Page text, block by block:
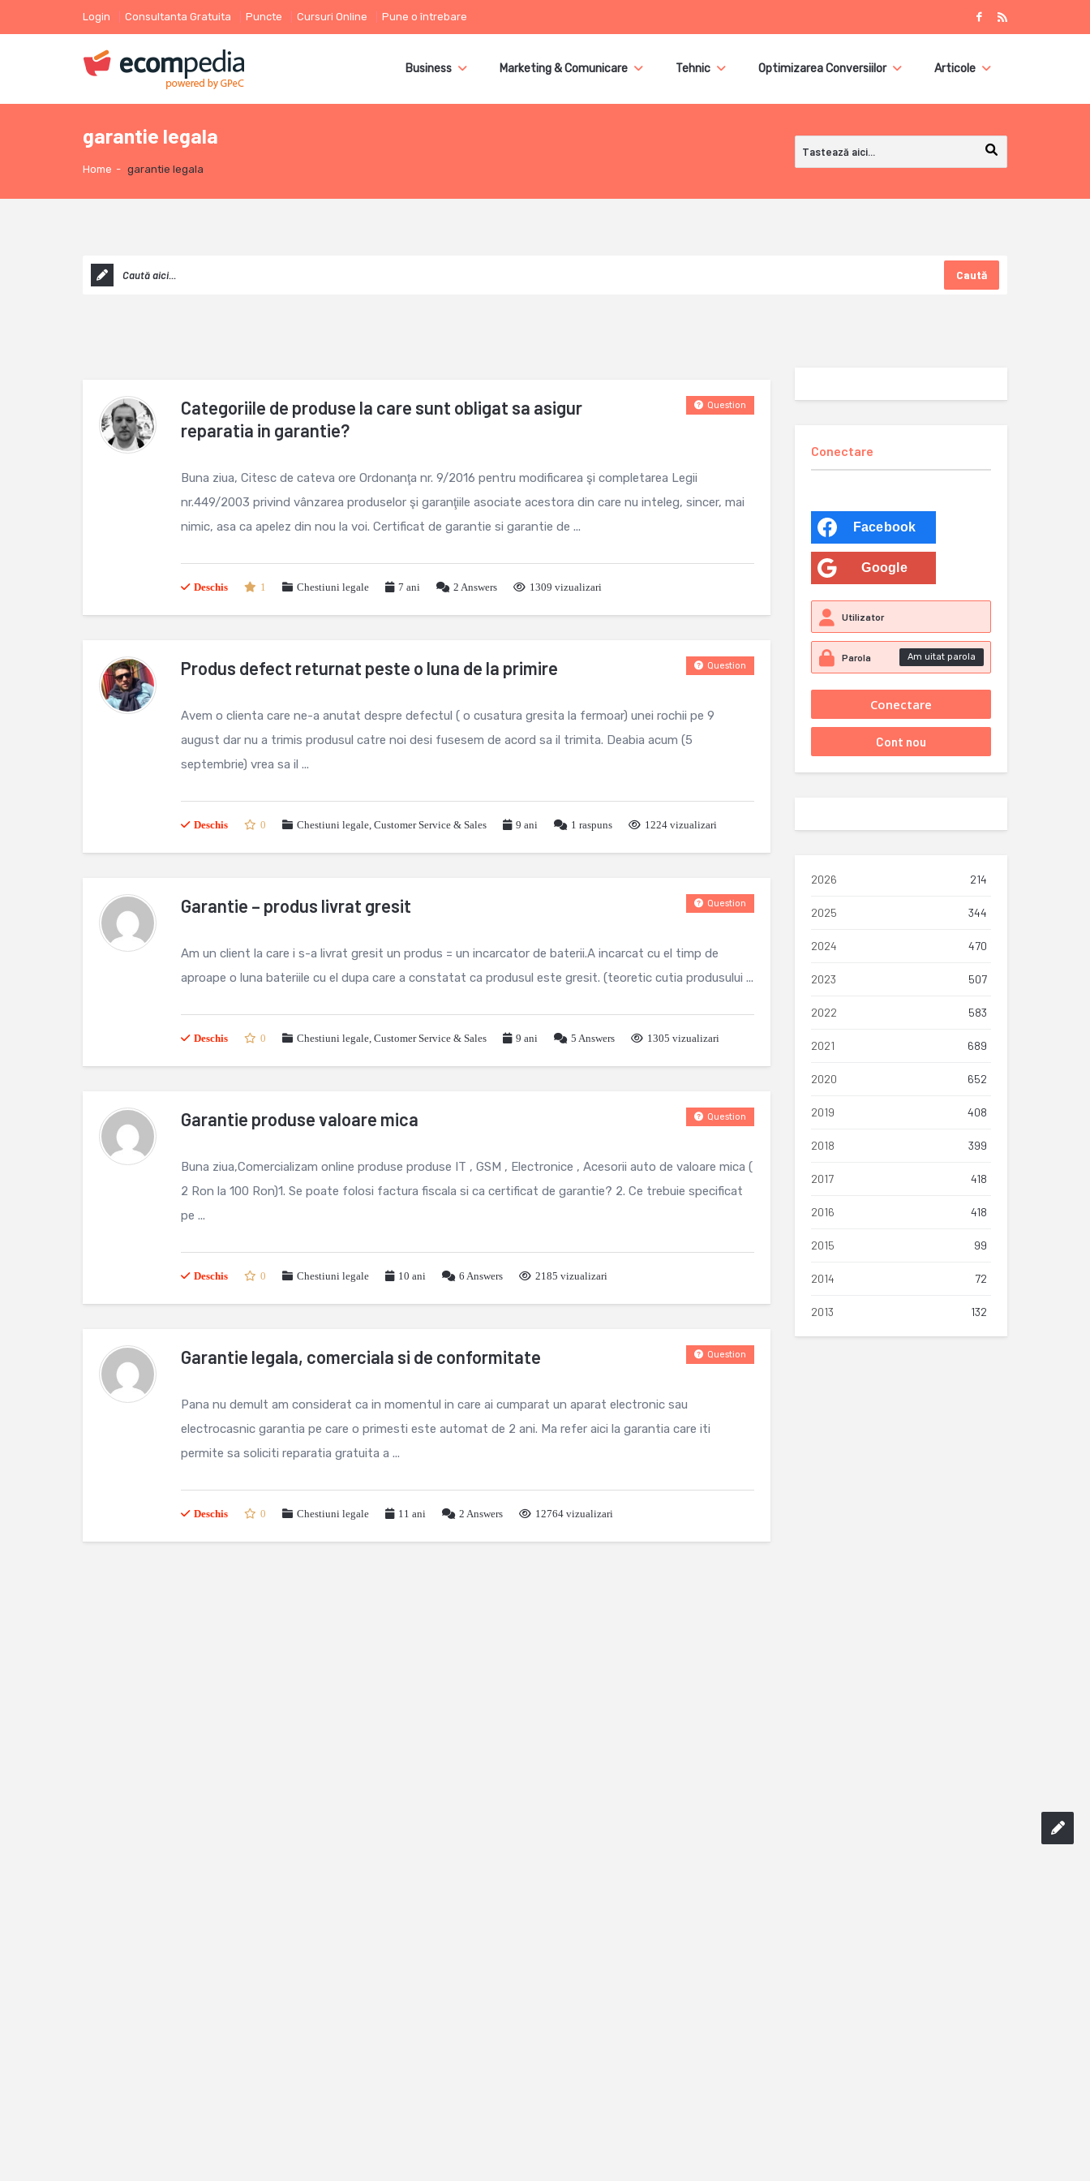
Login Consultanta Gratuita Puncte Cursuri Online Pune o întrebare
Business Marketing & Comunicare Tehnic Optimizarea Conversiilor Articole
garantie legala
Home - garantie legala
Caută
Categoriile de produse la care sunt obligat sa asigur
reparatia in garantie?
Question
Buna ziua, Citesc de cateva ore Ordonanţa nr. 9/2016 pentru modificarea şi completarea Legii
nr.449/2003 privind vânzarea produselor şi garanţiile asociate acestora din care nu inteleg, sincer, mai
nimic, asa ca apelez din nou la voi. Certificat de garantie si garantie de ...
Deschis 1 Chestiuni legale 7 ani 2 Answers 1309 vizualizari
Produs defect returnat peste o luna de la primire Question
Avem o clienta care ne-a anutat despre defectul ( o cusatura gresita la fermoar) unei rochii pe 9
august dar nu a trimis produsul catre noi desi fusesem de acord sa il trimita. Deabia acum (5
septembrie) vrea sa il ...
Deschis 0 Chestiuni legale, Customer Service & Sales 9 ani 1 raspuns 1224 vizualizari
Garantie – produs livrat gresit Question
Am un client la care i s-a livrat gresit un produs = un incarcator de baterii.A incarcat cu el timp de
aproape o luna bateriile cu el dupa care a constatat ca produsul este gresit. (teoretic cutia produsului ...
Deschis 0 Chestiuni legale, Customer Service & Sales 9 ani 5 Answers 1305 vizualizari
Garantie produse valoare mica Question
Buna ziua,Comercializam online produse produse IT , GSM , Electronice , Acesorii auto de valoare mica (
2 Ron la 100 Ron)1. Se poate folosi factura fiscala si ca certificat de garantie? 2. Ce trebuie specificat
pe ...
Deschis 0 Chestiuni legale 10 ani 6 Answers 2185 vizualizari
Garantie legala, comerciala si de conformitate Question
Pana nu demult am considerat ca in momentul in care ai cumparat un aparat electronic sau
electrocasnic garantia pe care o primesti este automat de 2 ani. Ma refer aici la garantia care iti
permite sa soliciti reparatia gratuita a ...
Deschis 0 Chestiuni legale 11 ani 2 Answers 12764 vizualizari
Conectare
Facebook
Google
Am uitat parola
2026 214
2025 344
2024 470
2023 507
2022 583
2021 689
2020 652
2019 408
2018 399
2017 418
2016 418
2015 99
2014 72
2013 132